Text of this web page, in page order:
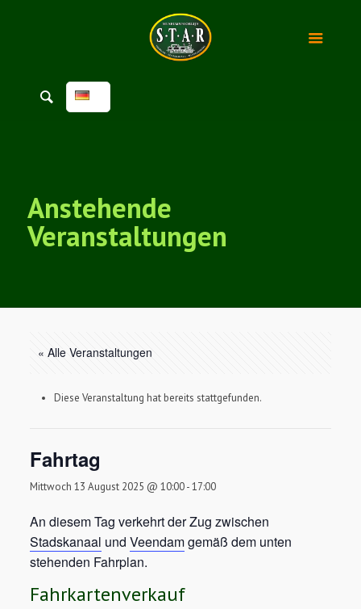
Anstehende
Veranstaltungen
« Alle Veranstaltungen
Diese Veranstaltung hat bereits stattgefunden.
Fahrtag
Mittwoch 13 August 2025 @ 10:00-17:00
An diesem Tag verkehrt der Zug zwischen
Stadskanaal undVeendamgemäß dem unten
stehenden Fahrplan.
Fahrkartenverkauf